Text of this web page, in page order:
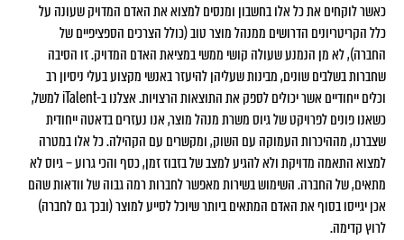
כאשר לוקחים את כל אלו בחשבון ומנסים למצוא את האדם המדויק שעונה על
כלל הקריטריונים הדרושים ממנהל מוצר טוב (כולל הצרכים הספציפיים של
החברה), לא מן הנמנע שעולה קושי ממשי במציאת האדם המדויק. זו הסיבה
שחברות בשלבים שונים, מבינות שעליהן להיעזר באנשי מקצוע בעלי ניסיון רב
וכלים ייחודיים אשר יכולים לספק את התוצאות הרצויות. אצלנו ב-iTalent למשל,
כשאנו פונים לפרויקט של גיוס משרת מנהל מוצר, אנו נעזרים בדאטה ייחודית
שצברנו, מההיכרות העמוקה עם השוק, ומקשרים עם הקהילה. כל אלו במטרה
למצוא התאמה מדויקת ולא להגיע למצב של בזבוז זמן, כסף והכי גרוע – גיוס לא
מתאים, של החברה. השימוש בשירות מאפשר לחברות רמה גבוה של וודאות שהם
אכן יגייסו בסוף את האדם המתאים ביותר שיוכל לסייע למוצר (ובכך גם לחברה)
לרוץ קדימה.